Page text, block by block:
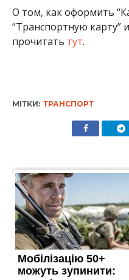
О том, как оформить
“Транспортную карту”
прочитать тут.
МІТКИ: ТРАНСПОРТ